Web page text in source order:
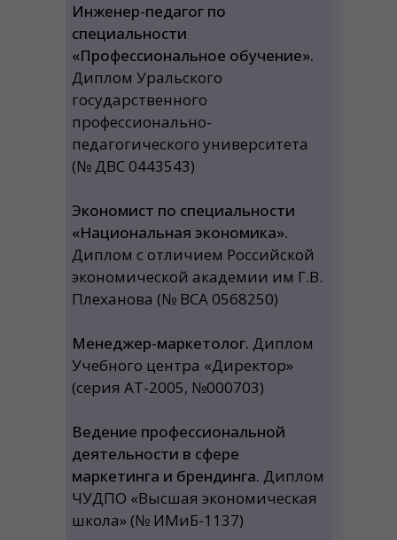
Инженер-педагог по
специальности
«Профессиональное обучение».
Диплом Уральского
государственного
профессионально-
педагогического университета
(№ ДВС 0443543)
Экономист по специальности
«Национальная экономика».
Диплом с отличием Российской
экономической академии им Г.В.
Плеханова (№ ВСА 0568250)
Менеджер-маркетолог. Диплом
Учебного центра «Директор»
(серия АТ-2005, №000703)
Ведение профессиональной
деятельности в сфере
маркетинга и брендинга. Диплом
ЧУДПО «Высшая экономическая
школа» (№ ИМиБ-1137)